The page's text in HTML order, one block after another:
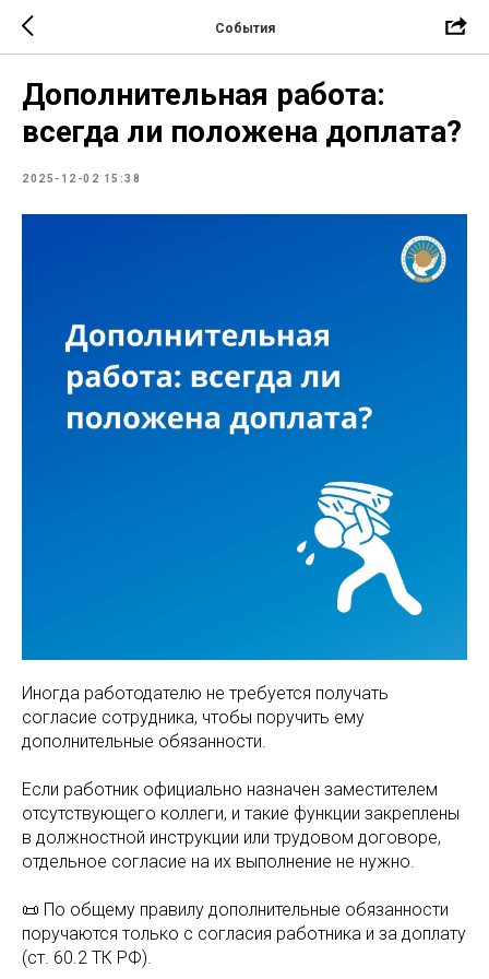
События
Дополнительная работа:
всегда ли положена доплата?
2025-12-02 15:38
Иногда работодателю не требуется получать
согласие сотрудника, чтобы поручить ему
дополнительные обязанности.
Если работник официально назначен заместителем
отсутствующего коллеги, и такие функции закреплены
в должностной инструкции или трудовом договоре,
отдельное согласие на их выполнение не нужно.
📜 По общему правилу дополнительные обязанности
поручаются только с согласия работника и за доплату
(ст. 60.2 ТК РФ).